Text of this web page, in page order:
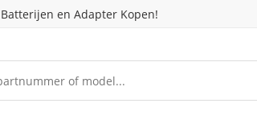
en Adapter Kopen!